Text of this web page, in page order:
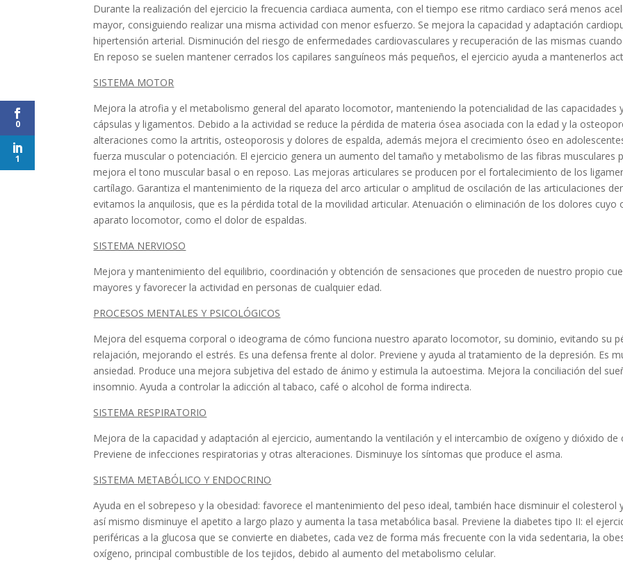
Durante la realización del ejercicio la frecuencia cardiaca aumenta, con el tiempo ese ritmo cardiaco será menos
mayor, consiguiendo realizar una misma actividad con menor esfuerzo. Se mejora la capacidad y adaptación
hipertensión arterial. Disminución del riesgo de enfermedades cardiovasculares y recuperación de las mismas
En reposo se suelen mantener cerrados los capilares sanguíneos más pequeños, el ejercicio ayuda a mantenerlos
SISTEMA MOTOR
Mejora la atrofia y el metabolismo general del aparato locomotor, manteniendo la potencialidad de las capacidades
cápsulas y ligamentos. Debido a la actividad se reduce la pérdida de materia ósea asociada con la edad y la
alteraciones como la artritis, osteoporosis y dolores de espalda, además mejora el crecimiento óseo en
fuerza muscular o potenciación. El ejercicio genera un aumento del tamaño y metabolismo de las fibras musculares
mejora el tono muscular basal o en reposo. Las mejoras articulares se producen por el fortalecimiento de los
cartílago. Garantiza el mantenimiento de la riqueza del arco articular o amplitud de oscilación de las articulaciones
evitamos la anquilosis, que es la pérdida total de la movilidad articular. Atenuación o eliminación de los dolores cuyo
aparato locomotor, como el dolor de espaldas.
SISTEMA NERVIOSO
Mejora y mantenimiento del equilibrio, coordinación y obtención de sensaciones que proceden de nuestro propio
mayores y favorecer la actividad en personas de cualquier edad.
PROCESOS MENTALES Y PSICOLÓGICOS
Mejora del esquema corporal o ideograma de cómo funciona nuestro aparato locomotor, su dominio, evitando su
relajación, mejorando el estrés. Es una defensa frente al dolor. Previene y ayuda al tratamiento de la depresión. Es
ansiedad. Produce una mejora subjetiva del estado de ánimo y estimula la autoestima. Mejora la conciliación del
insomnio. Ayuda a controlar la adicción al tabaco, café o alcohol de forma indirecta.
SISTEMA RESPIRATORIO
Mejora de la capacidad y adaptación al ejercicio, aumentando la ventilación y el intercambio de oxígeno y dióxido
Previene de infecciones respiratorias y otras alteraciones. Disminuye los síntomas que produce el asma.
SISTEMA METABÓLICO Y ENDOCRINO
Ayuda en el sobrepeso y la obesidad: favorece el mantenimiento del peso ideal, también hace disminuir el
así mismo disminuye el apetito a largo plazo y aumenta la tasa metabólica basal. Previene la diabetes tipo II: el
periféricas a la glucosa que se convierte en diabetes, cada vez de forma más frecuente con la vida sedentaria, la
oxígeno, principal combustible de los tejidos, debido al aumento del metabolismo celular.
0
1